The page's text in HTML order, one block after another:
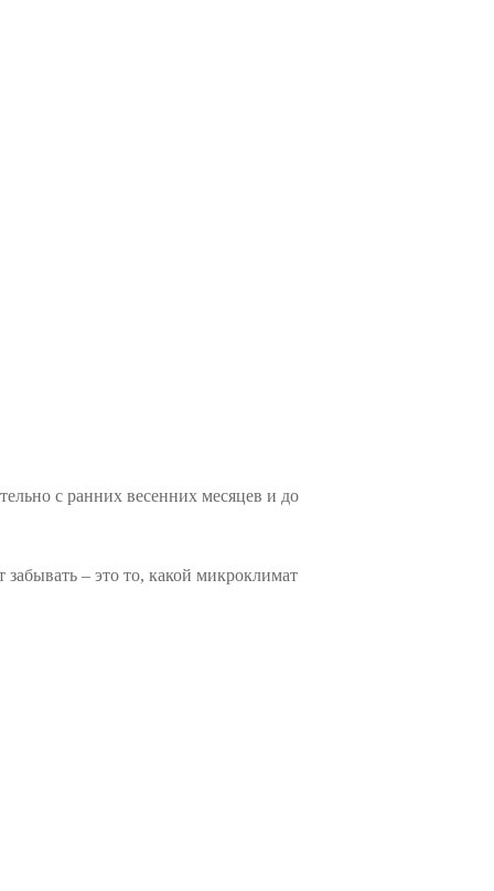
с ранних весенних месяцев и до
– это то, какой микроклимат